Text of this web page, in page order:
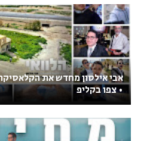
אבי אילסון מחדש את
• צפו בקליפ